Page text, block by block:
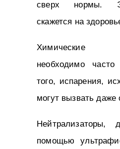
сверх нормы.
скажется на
Химические
необходимо
того, испарения,
могут вызвать даже
Нейтрализаторы,
помощью